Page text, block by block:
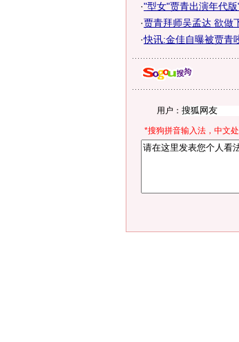
·"型女"贾青出演年代
·贾青拜师吴孟达 欲做
·快讯:金佳自曝被贾青
用户：
*搜狗拼音输入法，中文